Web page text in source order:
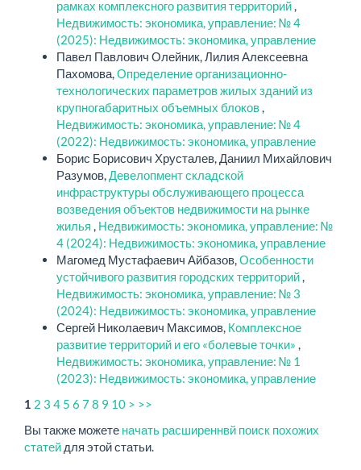
рамках комплексного развития территорий,
Недвижимость: экономика, управление: № 4
(2025): Недвижимость: экономика, управление
Павел Павлович Олейник, Лилия Алексеевна
Пахомова,Определение организационно-
технологических параметров жилых зданий из
крупногабаритных объемных блоков,
Недвижимость: экономика, управление: № 4
(2022): Недвижимость: экономика, управление
Борис Борисович Хрусталев, Даниил Михайлович
Разумов,Девелопмент складской
инфраструктуры обслуживающего процесса
возведения объектов недвижимости на рынке
жилья , Недвижимость: экономика, управление: №
4 (2024): Недвижимость: экономика, управление
Магомед Мустафаевич Айбазов,Особенности
устойчивого развития городских территорий,
Недвижимость: экономика, управление: № 3
(2024): Недвижимость: экономика, управление
Сергей Николаевич Максимов, Комплексное
развитие территорий и его «болевые точки» ,
Недвижимость: экономика, управление: № 1
(2023): Недвижимость: экономика, управление
1 2 3 4 5 6 78 9 10 > >>
Вы также можете начать расширеннвй поиск похожих
статей для этой статьи.